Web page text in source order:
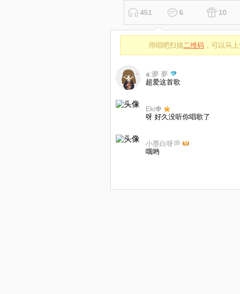
451 6 10
用唱吧扫描二维码 ，可以马
๑҉ 夢 夢
超爱这首歌
Eki🍓
呀 好久没听你唱歌了
小墨白呀💭
哦哟